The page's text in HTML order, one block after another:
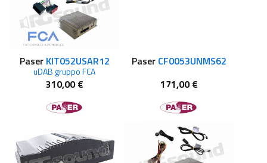
Paser KIT052USAR12
uDAB gruppo FCA
310,00 €
Paser CF0053UNMS62
171,00 €